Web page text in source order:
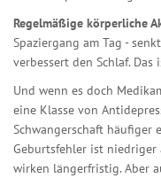
Regelmäßige körperliche
Spaziergang am Tag -
verbessert den Schlaf. Das
Und wenn es doch
eine Klasse von
Schwangerschaft häufiger
Geburtsfehler ist niedriger
wirken längerfristig. Aber